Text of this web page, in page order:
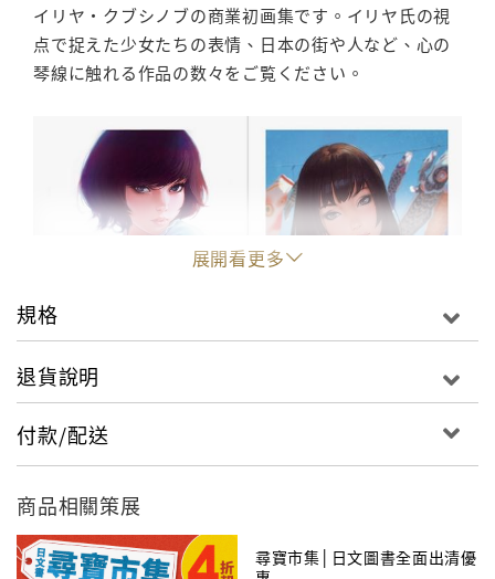
イリヤ・クブシノブの商業初画集です。イリヤ氏の視
点で捉えた少女たちの表情、日本の街や人など、心の
琴線に触れる作品の数々をご覧ください。
展開看更多
規格
退貨說明
付款/配送
商品相關策展
尋寶市集│日文圖書全面出清優